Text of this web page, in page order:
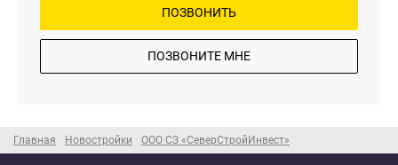
Главная Новостройки ООО СЗ «СеверСтройИнвест»
ПОЗВОНИТЬ
ПОЗВОНИТЕ МНЕ